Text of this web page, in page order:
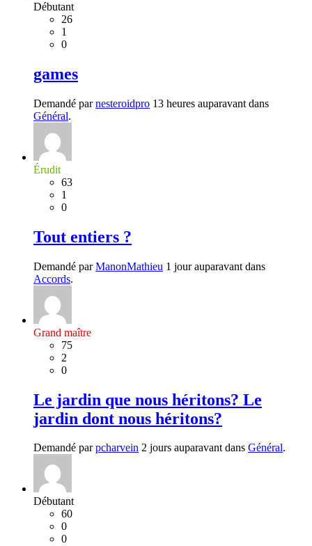
Débutant
26
1
0
games
Demandé parnesteroidpro 13 heures auparavant dans
Général.
Érudit
63
1
0
Tout entiers ?
Demandé parManonMathieu 1 jour auparavant dans
Accords.
Grand maître
75
2
0
Le jardin que nous héritons? Le
jardin dont nous héritons?
Demandé parpcharvein 2 jours auparavant dans Général.
Débutant
60
0
0